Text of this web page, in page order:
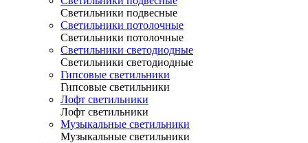
Светильники подвесные
Светильники потолочные
Светильники потолочные
Светильники светодиодные
Светильники светодиодные
Гипсовые светильники
Гипсовые светильники
Лофт светильники
Лофт светильники
Музыкальные светильники
Музыкальные светильники